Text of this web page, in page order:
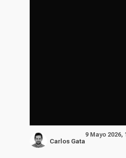
Carlos Gata
9 Mayo 2026,